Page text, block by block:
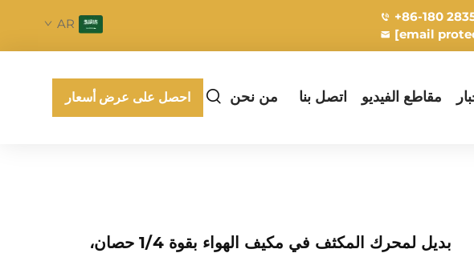
+86-180
[email
AR
مقاطع الفيديو اتصل بنا من نحن احصل على عرض أسعار
بديل لمحرك المكثف في مكيف الهواء بقوة 1/4 حصان،